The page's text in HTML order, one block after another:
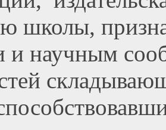
школы,
и научным